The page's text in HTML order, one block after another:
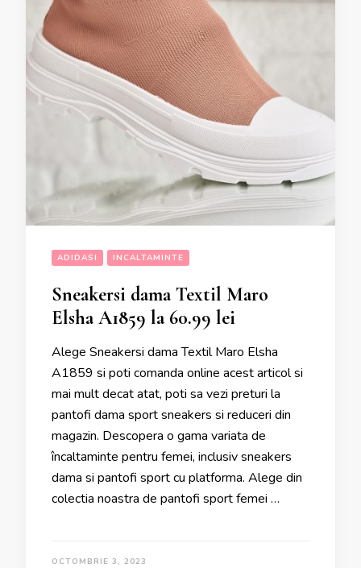
ADIDASI INCALTAMINTE
Sneakersi dama Textil Maro
Elsha A1859 la 60.99 lei
Alege Sneakersi dama Textil Maro Elsha
A1859 si poti comanda online acest articol si
mai mult decat atat, poti sa vezi preturi la
pantofi dama sport sneakers si reduceri din
magazin. Descopera o gama variata de
încaltaminte pentru femei, inclusiv sneakers
dama si pantofi sport cu platforma. Alege din
colectia noastra de pantofi sport femei …
OCTOMBRIE 3, 2023